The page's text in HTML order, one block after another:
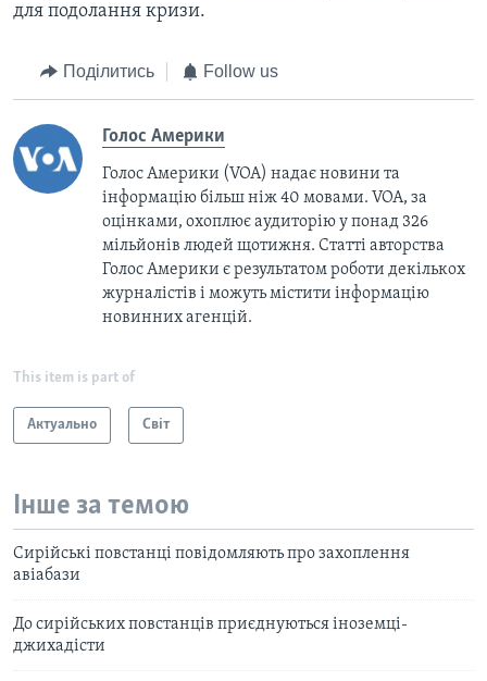
для подолання кризи.
Поділитись Follow us
Голос Америки
Голос Америки (VOA) надає новини та
інформацію більш ніж 40 мовами. VOA, за
оцінками, охоплює аудиторію у понад 326
мільйонів людей щотижня. Статті авторства
Голос Америки є результатом роботи декількох
журналістів і можуть містити інформацію
новинних агенцій.
This item is part of
Актуально Світ
Інше за темою
Сирійські повстанці повідомляють про захоплення
авіабази
До сирійських повстанців приєднуються іноземці-
джихадісти